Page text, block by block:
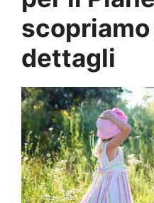
dettagli